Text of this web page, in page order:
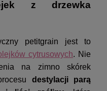
z drzewka
petitgrain jest to
cytrusowych. Nie
na zimno skórek
destylacji parą